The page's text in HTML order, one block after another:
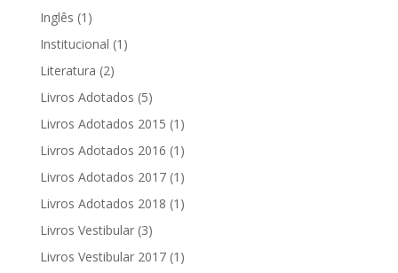
Inglês (1)
Institucional (1)
Literatura (2)
Livros Adotados (5)
Livros Adotados 2015 (1)
Livros Adotados 2016 (1)
Livros Adotados 2017 (1)
Livros Adotados 2018 (1)
Livros Vestibular (3)
Livros Vestibular 2017 (1)